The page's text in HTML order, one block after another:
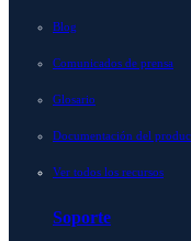
Blog
Comunicados de prensa
Glosario
Documentación del
Ver todos los recursos
Soporte